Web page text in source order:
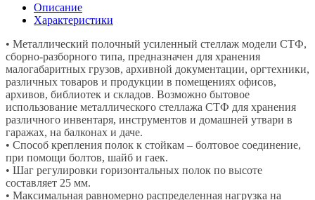
Описание
Характеристики
• Металлический полочный усиленный стеллаж модели СТФ,
сборно-разборного типа, предназначен для хранения
малогабаритных грузов, архивной документации, оргтехники,
различных товаров и продукции в помещениях офисов,
архивов, библиотек и складов. Возможно бытовое
использование металлического стеллажа СТФ для хранения
различного инвентаря, инструментов и домашней утвари в
гаражах, на балконах и даче.
• Способ крепления полок к стойкам – болтовое соединение,
при помощи болтов, шайб и гаек.
• Шаг регулировки горизонтальных полок по высоте
составляет 25 мм.
• Максимальная равномерно распределенная нагрузка на